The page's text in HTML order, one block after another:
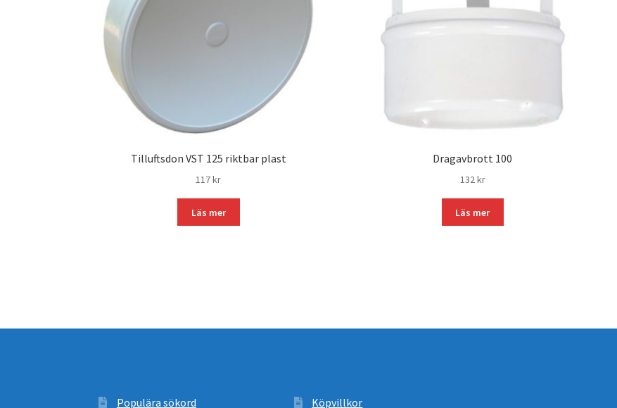
Tilluftsdon VST 125 riktbar plast
117kr
Läs mer
Dragavbrott 100
132kr
Läs mer
Populära sökord Köpvillkor